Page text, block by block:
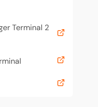
Terminal 2